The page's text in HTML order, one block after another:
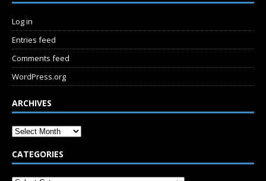
Log in
Entries feed
Comments feed
WordPress.org
ARCHIVES
CATEGORIES